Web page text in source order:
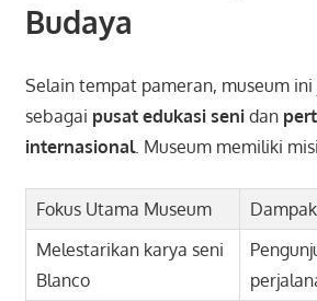
Budaya
Selain tempat pameran, museum
sebagai pusat edukasi senidan
internasional. Museum memiliki
Fokus Utama Museum
Melestarikan karya seni
Blanco